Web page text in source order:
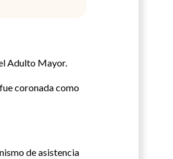
Adulto Mayor.
coronada como
de asistencia